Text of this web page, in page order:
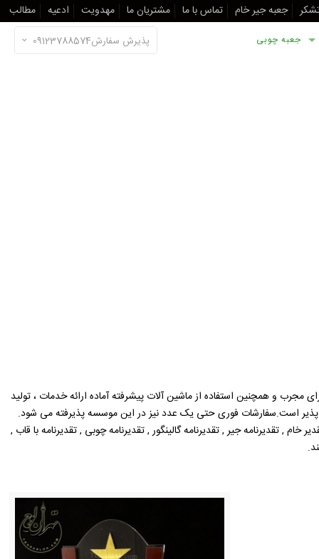
جعبه جیر خام تماس با ما مشتریان ما مهدویت ادعیه مطالب
جعبه چوبی پذیرش سفارش09123788574
مجرب و همچنین استفاده از ماشین آلات پیشرفته آماده ارائه خدمات ، تولید
پذیر است.سفارشات فوری حتی یک عدد نیز در این موسسه پذیرفته می شود.
, تقدیرنامه جیر , تقدیرنامه گالینگور , تقدیرنامه چوبی , تقدیرنامه با قاب ,